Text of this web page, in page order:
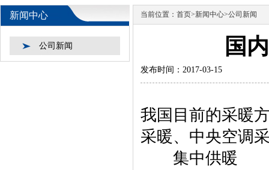
新闻中心
公司新闻
当前位置： 首页>新闻中心>公司新闻
国
发布时间：2017-03-15
我国目前的采暖
采暖、中央空调
集中供暖